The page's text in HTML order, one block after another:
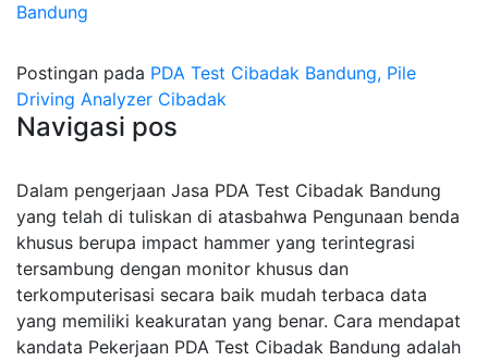
Bandung
Postingan pada PDA Test Cibadak Bandung, Pile
Driving Analyzer Cibadak
Navigasi pos
Dalam pengerjaan Jasa PDA Test Cibadak Bandung
yang telah di tuliskan di atasbahwa Pengunaan benda
khusus berupa impact hammer yang terintegrasi
tersambung dengan monitor khusus dan
terkomputerisasi secara baik mudah terbaca data
yang memiliki keakuratan yang benar. Cara mendapat
kandata Pekerjaan PDA Test Cibadak Bandung adalah